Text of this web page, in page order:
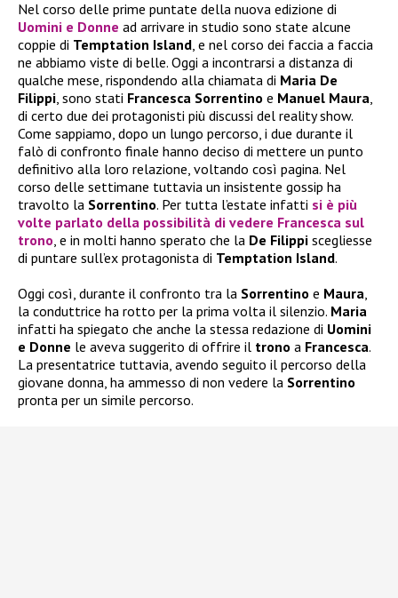
Nel corso delle prime puntate della nuova edizione di
Uomini e Donne ad arrivare in studio sono state alcune
coppie di Temptation Island, e nel corso dei faccia a faccia
ne abbiamo viste di belle. Oggi a incontrarsi a distanza di
qualche mese, rispondendo alla chiamata di Maria De
Filippi, sono stati Francesca Sorrentino e Manuel Maura,
di certo due dei protagonisti più discussi del reality show.
Come sappiamo, dopo un lungo percorso, i due durante il
falò di confronto finale hanno deciso di mettere un punto
definitivo alla loro relazione, voltando così pagina. Nel
corso delle settimane tuttavia un insistente gossip ha
travolto la Sorrentino. Per tutta l’estate infatti si è più
volte parlato della possibilità di vedere Francesca sul
trono, e in molti hanno sperato che la De Filippi scegliesse
di puntare sull’ex protagonista di Temptation Island.
Oggi così, durante il confronto tra la Sorrentino e Maura,
la conduttrice ha rotto per la prima volta il silenzio. Maria
infatti ha spiegato che anche la stessa redazione di Uomini
e Donne le aveva suggerito di offrire il trono a Francesca.
La presentatrice tuttavia, avendo seguito il percorso della
giovane donna, ha ammesso di non vedere la Sorrentino
pronta per un simile percorso.